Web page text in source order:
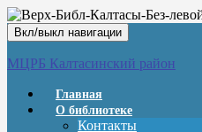
Вкл/выкл навигации
МЦРБ Калтасинский район
Главная
О библиотеке
Контакты